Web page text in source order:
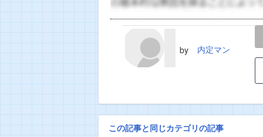
by 内定マン
LINE
この記事と同じカテゴリの記事